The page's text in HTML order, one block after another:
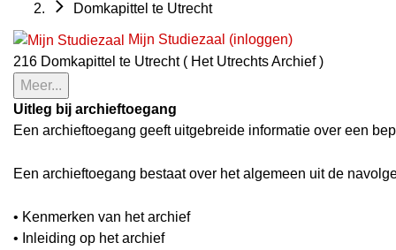
Domkapittel te Utrecht
Mijn Studiezaal (inloggen)
216 Domkapittel te Utrecht ( Het Utrechts Archief )
Meer...
Uitleg bij archieftoegang
Een archieftoegang geeft uitgebreide informatie over een
Een archieftoegang bestaat over het algemeen uit de
• Kenmerken van het archief
• Inleiding op het archief